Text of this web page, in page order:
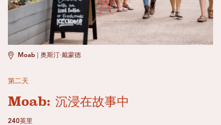
Moab 奥斯汀·戴蒙德
第二天
Moab: 沉浸在故事中
240英里